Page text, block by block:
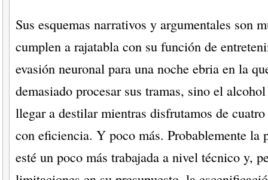
Sus esquemas narrativos y argumentales son
cumplen a rajatabla con su función de
evasión neuronal para una noche ebria en la
demasiado procesar sus tramas, sino el
llegar a destilar mientras disfrutamos de
con eficiencia. Y poco más. Probablemente la
esté un poco más trabajada a nivel técnico y,